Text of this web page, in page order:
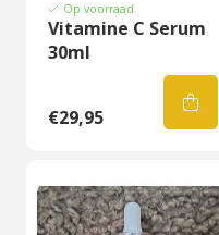
Op voorraad
Vitamine C Serum
30ml
€29,95